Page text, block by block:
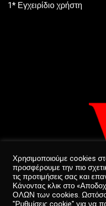
1* Εγχειρίδιο χρήστη
Χρησιμοποιούμε cookies
προσφέρουμε την πιο
τις προτιμήσεις σας και
Κάνοντας κλικ στο
ΟΛΩΝ των cookies. Ωστόσο,
"Ρυθμίσεις cookie" για να